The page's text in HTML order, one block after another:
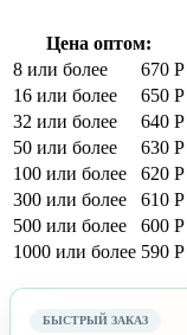
Цена оптом:
8 или более
670 Р
16 или более
650 Р
32 или более
640 Р
50 или более
630 Р
100 или более
620 Р
300 или более
610 Р
500 или более
600 Р
1000 или более 590 Р
БЫСТРЫЙ ЗАКАЗ